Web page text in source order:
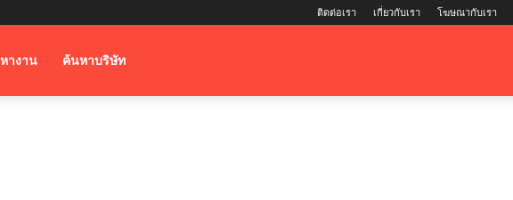
ติดต่อเรา เกี่ยวกับเรา โฆษณากับเรา
หางาน ค้นหาบริษัท